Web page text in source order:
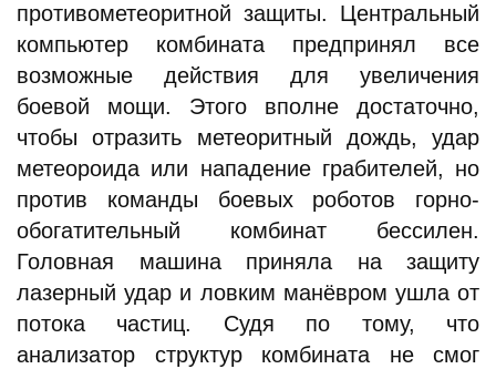
противометеоритной защиты. Центральный
компьютер комбината предпринял все
возможные действия для увеличения
боевой мощи. Этого вполне достаточно,
чтобы отразить метеоритный дождь, удар
метеороида или нападение грабителей, но
против команды боевых роботов горно-
обогатительный комбинат бессилен.
Головная машина приняла на защиту
лазерный удар и ловким манёвром ушла от
потока частиц. Судя по тому, что
анализатор структур комбината не смог